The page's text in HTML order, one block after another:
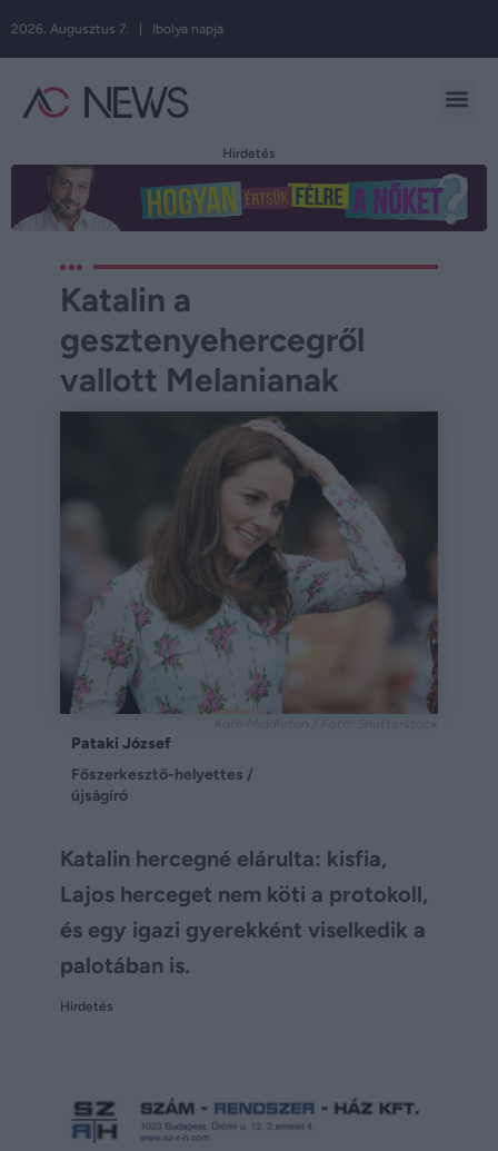
2026. Augusztus 7. | Ibolya napja
Hirdetés
Katalin a
gesztenyehercegről
vallott Melanianak
Pataki József
Főszerkesztő-helyettes /
újságíró
Katalin hercegné elárulta: kisfia,
Lajos herceget nem köti a protokoll,
és egy igazi gyerekként viselkedik a
palotában is.
Hirdetés